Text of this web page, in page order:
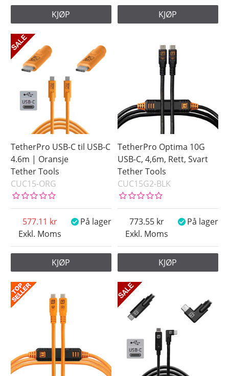
KJØP KJØP
TetherPro USB-C til USB-C
4.6m | Oransje
Tether Tools
CUC15-ORG
Exkl. Moms
577.11 På lager
KJØP
TetherPro Optima 10G
USB-C, 4,6m, Rett, Svart
Tether Tools
CUC15G2-BLK
Exkl. Moms
773.55 På lager
KJØP